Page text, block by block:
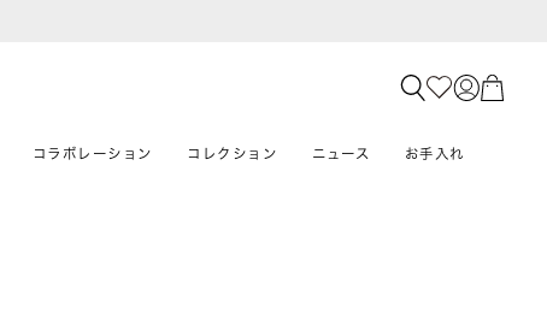
コラボレーション コレクション ニュース お手入れ